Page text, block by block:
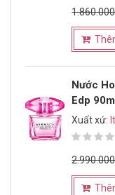
1.860.000
Nước
Edp
Xuất xứ:
2.990.000